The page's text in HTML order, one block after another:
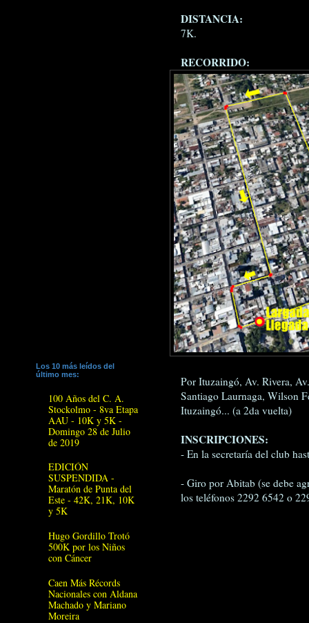
DISTANCIA:
7K.
RECORRIDO:
Por Ituzaingó, Av. Rivera,
Santiago Laurnaga, Wilson
Ituzaingó... (a 2da vuelta)
INSCRIPCIONES:
- En la secretaría del club
- Giro por Abitab (se debe
los teléfonos 2292 6542 o
Los 10 más leídos del
último mes:
100 Años del C. A.
Stockolmo - 8va Etapa
AAU - 10K y 5K -
Domingo 28 de Julio
de 2019
EDICIÓN
SUSPENDIDA -
Maratón de Punta del
Este - 42K, 21K, 10K
y 5K
Hugo Gordillo Trotó
500K por los Niños
con Cáncer
Caen Más Récords
Nacionales con Aldana
Machado y Mariano
Moreira